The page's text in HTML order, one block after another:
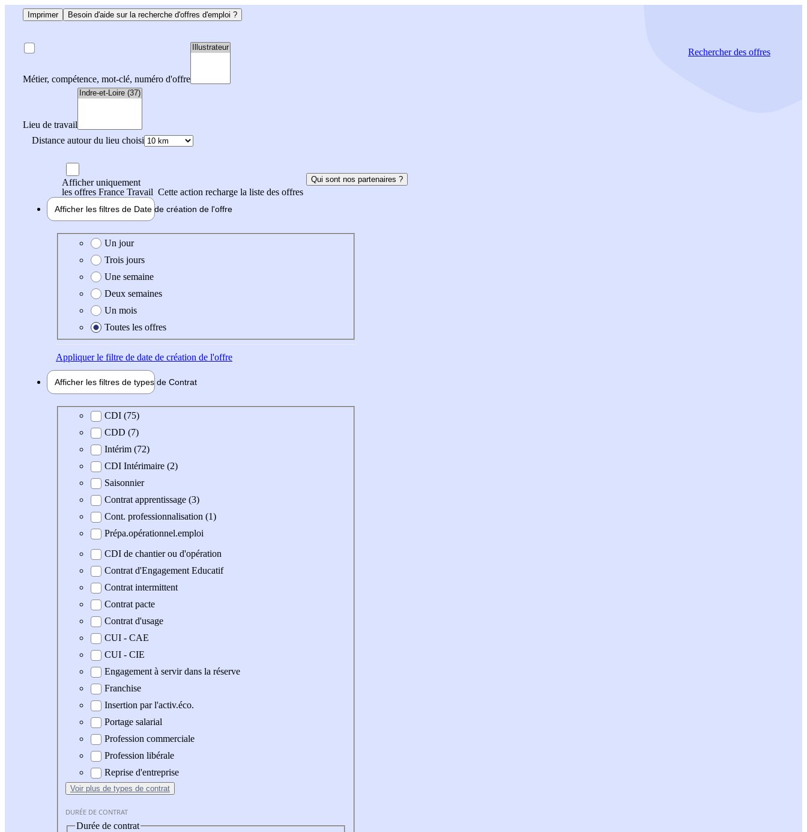
Imprimer Besoin d'aide sur la recherche d'offres d'emploi ?
Métier, compétence, mot-clé, numéro d'offre
Lieu de travail
Distance autour du lieu choisi
Rechercherdes offres
Afficher uniquement
les offres France Travail Cette action recharge la liste des offres
Qui sont nos partenaires ?
Afficher les filtres de Date de création de l'offre
Date de création de l'offre
Un jour
Trois jours
Une semaine
Deux semaines
Un mois
Toutes les offres
Appliquerle filtre de date de création de l'offre
Afficher les filtres de types de Contrat
Type de contratCDI (75)
CDD (7)
Intérim (72)
CDI Intérimaire (2)
Saisonnier
Contrat apprentissage (3)
Cont. professionnalisation (1)
Prépa.opérationnel.emploi
CDI de chantier ou d'opération
Contrat d'Engagement Educatif
Contrat intermittent
Contrat pacte
Contrat d'usage
CUI - CAE
CUI - CIE
Engagement à servir dans la réserve
Franchise
Insertion par l'activ.éco.
Portage salarial
Profession commerciale
Profession libérale
Reprise d'entreprise
Voir plus de types de contrat
DURÉE DE CONTRAT
Durée de contrat